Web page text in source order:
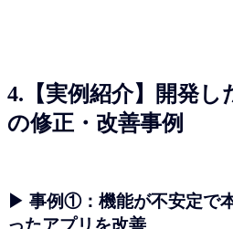
4.【実例紹介】開発し
の修正・改善事例
▶ 事例①：機能が不安定で
ったアプリを改善